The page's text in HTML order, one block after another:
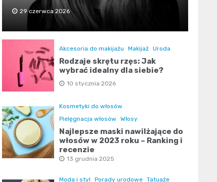
29 czerwca 2026
Akcesoria do makijażu Makijaż Uroda
Rodzaje skrętu rzęs: Jak
wybrać idealny dla siebie?
10 stycznia 2026
Kosmetyki do włosów
Pielęgnacja włosów
Włosy
Najlepsze maski nawilżające do
włosów w 2023 roku – Ranking i
recenzje
13 grudnia 2025
Moda i styl Porady urodowe Tatuaże